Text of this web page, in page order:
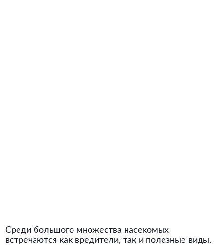
Среди большого множества насекомых
встречаются как вредители, так и полезные виды.